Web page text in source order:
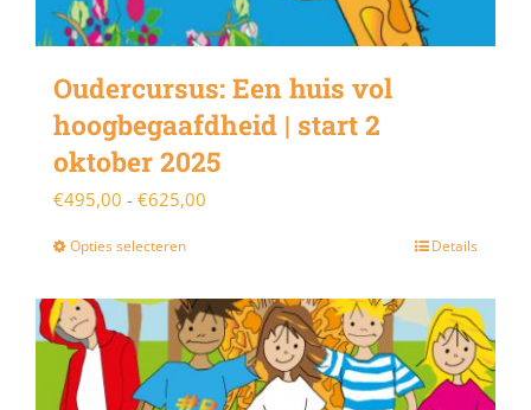
Oudercursus: Een huis vol
hoogbegaafdheid | start 2
oktober 2025
€495,00 - €625,00
€625,00
Opties selecterenDit
heeft
meerdere
Details